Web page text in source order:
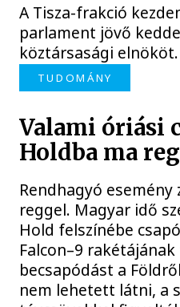
A Tisza-frakció
parlament jövő
köztársasági elnököt.
TUDOMÁNY
Valami óriási
Holdba ma
Rendhagyó
reggel. Magyar idő
Hold felszínébe
Falcon–9
becsapódást a
nem lehetett látni, a